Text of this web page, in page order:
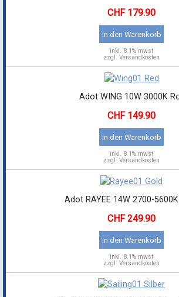
179.90
in den Warenkorb
inkl. 8.1% mwst
zzgl. Versandkosten
Adot WING 10W 3000K
149.90
in den Warenkorb
inkl. 8.1% mwst
zzgl. Versandkosten
Adot RAYEE 14W 2700-
249.90
in den Warenkorb
inkl. 8.1% mwst
zzgl. Versandkosten